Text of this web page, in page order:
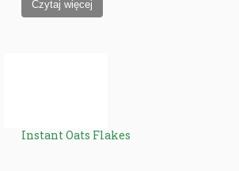
Instant Oats Flakes